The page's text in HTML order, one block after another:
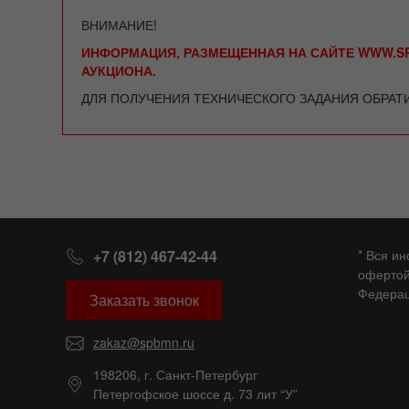
ВНИМАНИЕ!
ИНФОРМАЦИЯ, РАЗМЕЩЕННАЯ НА САЙТЕ
АУКЦИОНА.
ДЛЯ ПОЛУЧЕНИЯ ТЕХНИЧЕСКОГО ЗАДАНИЯ
+7 (812) 467-42-44
Заказать звонок
zakaz@spbmn.ru
198206, г. Санкт-Петербург
Петергофское шоссе д. 73 лит “У”
* Вся